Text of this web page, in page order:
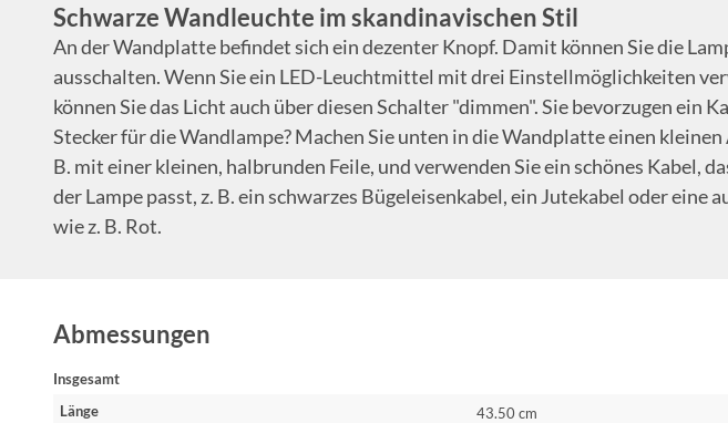
Schwarze Wandleuchte im skandinavischen Stil
An der Wandplatte befindet sich ein dezenter Knopf. Damit können Sie die
ausschalten. Wenn Sie ein LED-Leuchtmittel mit drei Einstellmöglichkeiten
können Sie das Licht auch über diesen Schalter "dimmen". Sie bevorzugen ein
Stecker für die Wandlampe? Machen Sie unten in die Wandplatte einen
B. mit einer kleinen, halbrunden Feile, und verwenden Sie ein schönes Kabel,
der Lampe passt, z. B. ein schwarzes Bügeleisenkabel, ein Jutekabel oder eine
wie z. B. Rot.
Abmessungen
Insgesamt
Länge
43.50 cm